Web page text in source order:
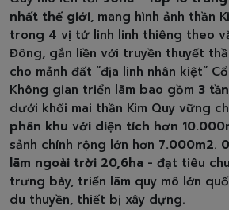
nhất thế giới, mang hình ảnh thần
trong 4 vị tứ linh linh thiêng theo
Đông, gắn liền với truyền thuyết
cho mảnh đất “địa linh nhân kiệt”
Không gian triển lãm bao gồm 3
dưới khối mai thần Kim Quy vững
phân khu với diện tích hơn
sảnh chính rộng lớn hơn 7.000m2.
lãm ngoài trời 20,6ha - đạt tiêu
trưng bày, triển lãm quy mô lớn
du thuyền, thiết bị xây dựng.